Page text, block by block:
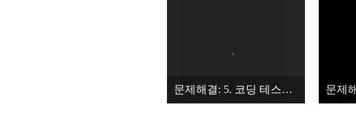
문제해결: 5. 코딩 테스트 안내 메일 콘텐츠가 안 보일 때